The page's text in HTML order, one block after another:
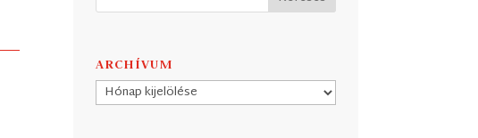
ARCHÍVUM
Archívum